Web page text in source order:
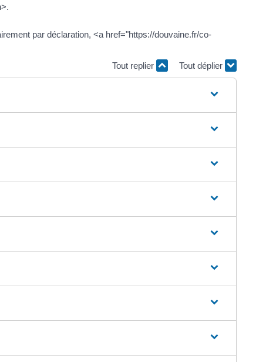
par déclaration, <a href="https://douvaine.fr/co-
Tout replier
Tout déplier